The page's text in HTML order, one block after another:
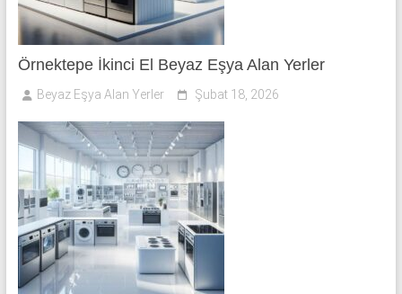
Örnektepe İkinci El Beyaz Eşya Alan Yerler
Beyaz Eşya Alan Yerler Şubat 18, 2026